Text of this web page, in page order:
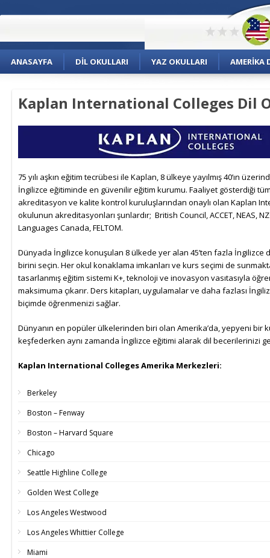
ANASAYFA DIL OKULLARI YAZ OKULLARI AMERIKA
Kaplan International Colleges Dil
75 yılı aşkın eğitim tecrübesi ile Kaplan, 8 ülkeye yayılmış 40’ın
İngilizce eğitiminde en güvenilir eğitim kurumu. Faaliyet gösterdiği
akreditasyon ve kalite kontrol kuruluşlarından onaylı olan Kaplan
okulunun akreditasyonları şunlardır; British Council, ACCET, NEAS,
Languages Canada, FELTOM.
Dünyada İngilizce konuşulan 8 ülkede yer alan 45’ten fazla İngilizce
birini seçin. Her okul konaklama imkanları ve kurs seçimi de
tasarlanmış eğitim sistemi K+, teknoloji ve inovasyon vasıtasıyla
maksimuma çıkarır. Ders kitapları, uygulamalar ve daha fazlası
biçimde öğrenmenizi sağlar.
Dünyanın en popüler ülkelerinden biri olan Amerika’da, yepyeni bir
keşfederken aynı zamanda İngilizce eğitimi alarak dil becerilerinizi
Kaplan International Colleges Amerika Merkezleri:
Berkeley
Boston – Fenway
Boston – Harvard Square
Chicago
Seattle Highline College
Golden West College
Los Angeles Westwood
Los Angeles Whittier College
Miami